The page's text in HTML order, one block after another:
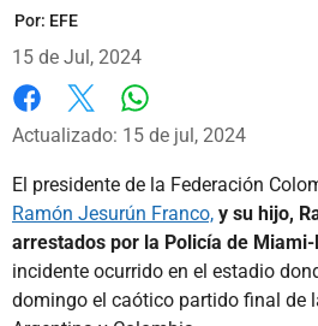
Por: EFE
15 de Jul, 2024
Facebook
X
Actualizado: 15 de jul, 2024
El presidente de la Federación
Ramón Jesurún Franco, y su hijo,
arrestados por la Policía de
incidente ocurrido en el estadio
domingo el caótico partido final de